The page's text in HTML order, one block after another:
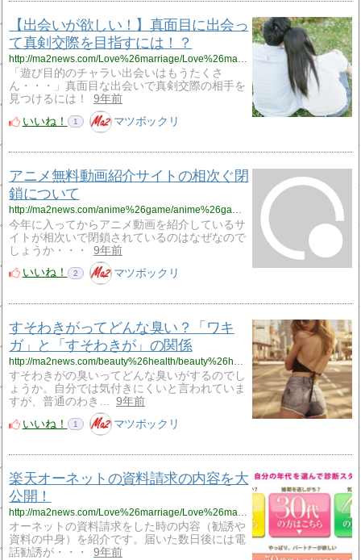
【出会いが欲しい！】真面目に出会っ
て真剣交際を目指すには！？
http://ma2news.com/Love%26marriage/Love%26marriage19.html
「遊び目的のチャラい出会いはもうたくさ
ん・・・」真面目な出会いで真剣交際の相手を
見つけるには！
9年前
いいね！
1 マツボックリ
アニメ無料動画紹介サイトの相次ぐ閉
鎖について
http://ma2news.com/anime%26game/anime%26game4.html
今年に入ってからアニメ動画を紹介しているサ
イトが相次いで閉鎖されているのはなぜなので
しょうか・・・
9年前
いいね！
2 マツボックリ
すそわきがってどんな臭い？「ワキ
ガ」と「すそわきが」の関係
すそわきがの臭いってどんな臭いがするのでし
ょうか。自分では気付きにくいと言われていま
すが、普通のわき…
9年前
いいね！
1 マツボックリ
楽天オーネットの資料請求の内容を大
公開！
http://ma2news.com/Love%26marriage/Love%26marriage17.html
オーネットの資料請求をした時の内容（勧誘や
資料の中身）を紹介です。届いた数日後には電
話勧誘が・・・
9年前